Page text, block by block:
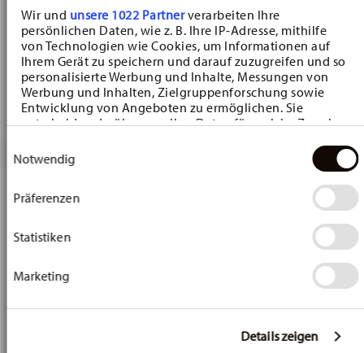
Wir und unsere 1022 Partnerverarbeiten Ihre
persönlichen Daten, wie z. B. Ihre IP-Adresse, mithilfe
von Technologien wie Cookies, um Informationen auf
Ihrem Gerät zu speichern und darauf zuzugreifen und so
personalisierte Werbung und Inhalte, Messungen von
Werbung und Inhalten, Zielgruppenforschung sowie
Entwicklung von Angeboten zu ermöglichen. Sie
entscheiden darüber, wer Ihre Daten für welche Zwecke
Cookie-Erklärung oder durch Klicken auf das Privacy
Trigger Symbol ändern oder widerrufen
Wenn Sie es erlauben, würden wir auch gerne:
erfassen, welche bis auf einige Meter genau sein
Ihr Gerät durch aktives Scannen nach bestimmten
Merkmalen (Fingerprinting) identifizieren
verarbeitet werden, und legen Sie Ihre Präferenzen im
Notwendig
Präferenzen
Statistiken
Marketing
Details zeigen
Mug with handle
€ 19,90
Mug with handle
€ 19,90